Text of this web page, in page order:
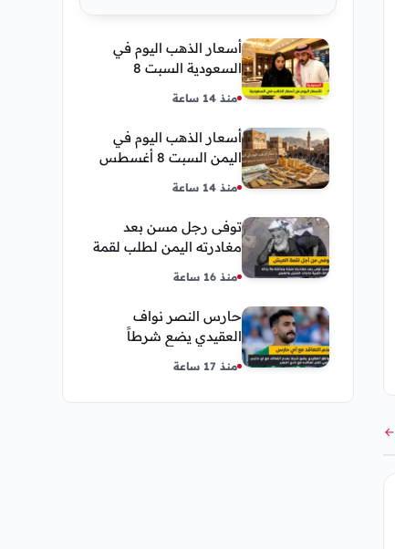
أسعار الذهب اليوم في
السعودية السبت 8
مباشر
منذ 14 ساعة
أسعار الذهب اليوم في
اليمن السبت 8 أغسطس
وعدن
منذ 14 ساعة
توفى رجل مسن بعد
مغادرته اليمن لطلب لقمة
يقدمها لإبنته
منذ 16 ساعة
حارس النصر نواف
العقيدي يضع شرطاً
النادي
منذ 17 ساعة